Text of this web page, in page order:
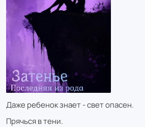
Даже ребенок знает - свет опасен.
Прячься в тени.